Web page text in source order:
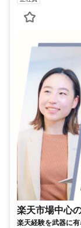
楽天市場中心
楽天経験を武器に